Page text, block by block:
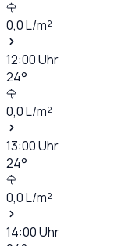
0,0L/m²
12:00Uhr
24°
0,0L/m²
13:00Uhr
24°
0,0L/m²
14:00Uhr